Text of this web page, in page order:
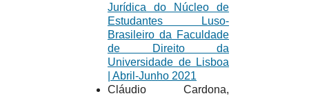
Jurídica do Núcleo de
Estudantes Luso-
Brasileiro da Faculdade
de Direito da
Universidade de Lisboa
| Abril-Junho 2021
Cláudio Cardona,